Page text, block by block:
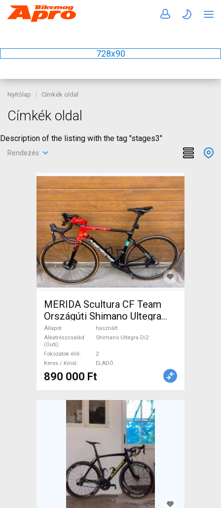
728x90
Nyitólap Címkék oldal
Címkék oldal
Description of the listing with the tag "stages3"
Rendezés:
MERIDA Scultura CF Team
Országúti Shimano Ultegra
Di2 tárcsafék használt ELADÓ
Állapot
használt
Alkatrészcsalád
(Outi)
Shimano Ultegra Di2
Fokozatok elöl
2
Keres / Kínál
ELADÓ
890 000 Ft